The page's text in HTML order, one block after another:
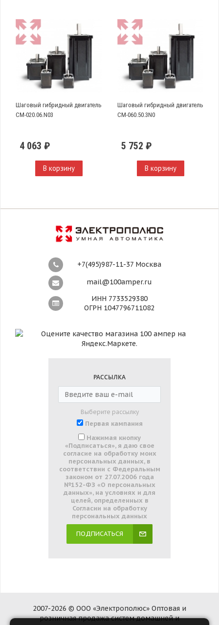
Шаговый гибридный двигатель
CM-020.06.N03
4 063 ₽
В корзину
Шаговый гибридный двигатель
CM-060.50.3N0
5 752 ₽
В корзину
+7(495)987-11-37 Москва
mail@100amper.ru
ИНН 7733529380
ОГРН 1047796711082
РАССЫЛКА
Выберите рассылку
Первая кампания
Нажимая кнопку
«Подписаться», я даю свое
согласие на обработку моих
персональных данных, в
соответствии с Федеральным
законом от 27.07.2006 года
№152-ФЗ «О персональных
данных», на условиях и для
целей, определенных в
Согласии на обработку
персональных данных
ПОДПИСАТЬСЯ
2007-2026 © ООО «Электрополюс» Оптовая и
розничная продажа систем домашней и